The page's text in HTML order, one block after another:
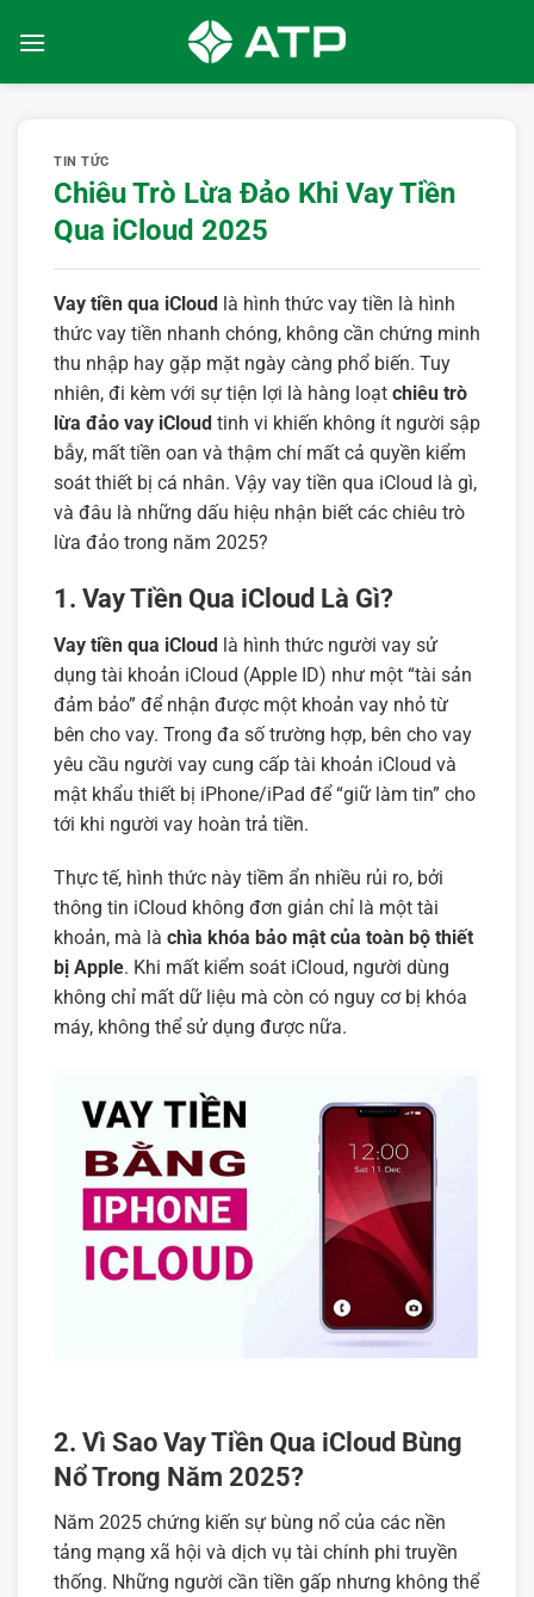
qua
TIN TỨC
Chiêu Trò Lừa Đảo Khi Vay Tiền
Qua iCloud 2025
Vay tiền qua iCloud là hình thức vay tiền là hình
thức vay tiền nhanh chóng, không cần chứng minh
thu nhập hay gặp mặt ngày càng phổ biến. Tuy
nhiên, đi kèm với sự tiện lợi là hàng loạt chiêu trò
lừa đảo vay iCloud tinh vi khiến không ít người sập
bẫy, mất tiền oan và thậm chí mất cả quyền kiểm
soát thiết bị cá nhân. Vậy vay tiền qua iCloud là gì,
và đâu là những dấu hiệu nhận biết các chiêu trò
lừa đảo trong năm 2025?
1. Vay Tiền Qua iCloud Là Gì?
Vay tiền qua iCloud là hình thức người vay sử
dụng tài khoản iCloud (Apple ID) như một “tài sản
đảm bảo” để nhận được một khoản vay nhỏ từ
bên cho vay. Trong đa số trường hợp, bên cho vay
yêu cầu người vay cung cấp tài khoản iCloud và
mật khẩu thiết bị iPhone/iPad để “giữ làm tin” cho
tới khi người vay hoàn trả tiền.
Thực tế, hình thức này tiềm ẩn nhiều rủi ro, bởi
thông tin iCloud không đơn giản chỉ là một tài
khoản, mà là chìa khóa bảo mật của toàn bộ thiết
bị Apple. Khi mất kiểm soát iCloud, người dùng
không chỉ mất dữ liệu mà còn có nguy cơ bị khóa
máy, không thể sử dụng được nữa.
2. Vì Sao Vay Tiền Qua iCloud Bùng
Nổ Trong Năm 2025?
Năm 2025 chứng kiến sự bùng nổ của các nền
tảng mạng xã hội và dịch vụ tài chính phi truyền
thống. Những người cần tiền gấp nhưng không thể